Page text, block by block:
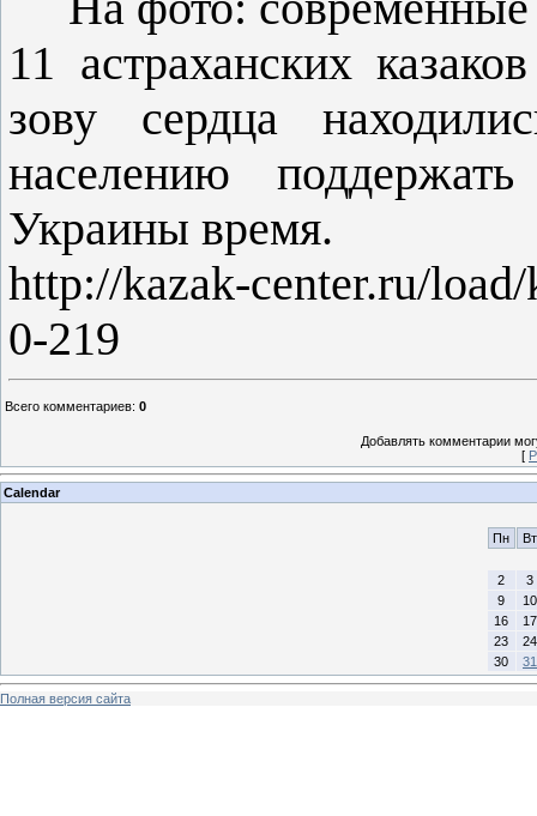
11 астраханских
зову сердца
населению
Украины время.
http://kazak-center.ru/
0-219
Всего комментариев: 0
Добавлять комментарии
[
Calendar
Пн Вт
2
3
9
10
16
17
23
24
30
31
Полная версия сайта